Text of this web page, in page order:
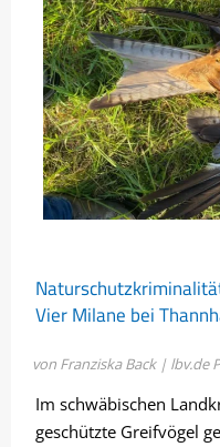
Vier Milane bei
von Franziska Back | lbv.de
Im schwäbischen
geschützte Greifvögel